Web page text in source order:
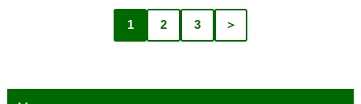
1 2 3 ＞